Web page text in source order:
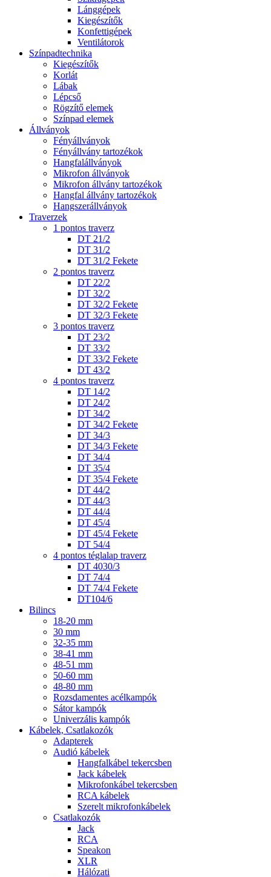
Lánggépek
Kiegészítők
Konfettigépek
Ventilátorok
Színpadtechnika
Kiegészítők
Korlát
Lábak
Lépcső
Rögzítő elemek
Színpad elemek
Állványok
Fényállványok
Fényállvány tartozékok
Hangfalállványok
Mikrofon állványok
Mikrofon állvány tartozékok
Hangfal állvány tartozékok
Hangszerállványok
Traverzek
1 pontos traverz
DT 21/2
DT 31/2
DT 31/2 Fekete
2 pontos traverz
DT 22/2
DT 32/2
DT 32/2 Fekete
DT 32/3 Fekete
3 pontos traverz
DT 23/2
DT 33/2
DT 33/2 Fekete
DT 43/2
4 pontos traverz
DT 14/2
DT 24/2
DT 34/2
DT 34/2 Fekete
DT 34/3
DT 34/3 Fekete
DT 34/4
DT 35/4
DT 35/4 Fekete
DT 44/2
DT 44/3
DT 44/4
DT 45/4
DT 45/4 Fekete
DT 54/4
4 pontos téglalap traverz
DT 4030/3
DT 74/4
DT 74/4 Fekete
DT104/6
Bilincs
18-20 mm
30 mm
32-35 mm
38-41 mm
48-51 mm
50-60 mm
48-80 mm
Rozsdamentes acélkampók
Sátor kampók
Univerzális kampók
Kábelek, Csatlakozók
Adapterek
Audió kábelek
Hangfalkábel tekercsben
Jack kábelek
Mikrofonkábel tekercsben
RCA kábelek
Szerelt mikrofonkábelek
Csatlakozók
Jack
RCA
Speakon
XLR
Hálózati